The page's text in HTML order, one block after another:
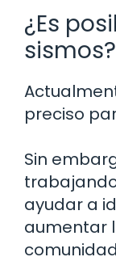
¿Es
sismos?
preciso
Sin
ayudar a
aumentar